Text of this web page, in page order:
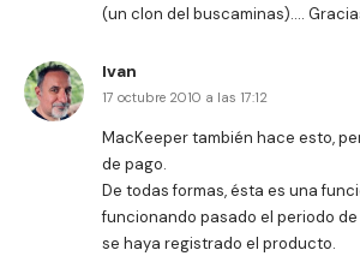
(un clon del buscaminas)….
Ivan
17 octubre 2010 a las 17:12
MacKeeper también hace esto,
de pago.
De todas formas, ésta es una
funcionando pasado el periodo
se haya registrado el producto.